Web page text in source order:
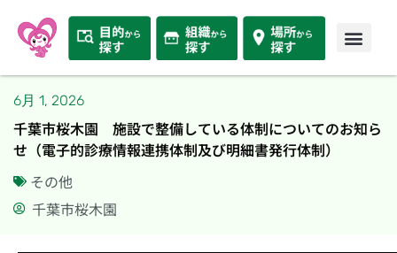
6月 1, 2026
千葉市桜木園 施設で整備している体制についてのお知ら
せ（電子的診療情報連携体制及び明細書発行体制）
その他
千葉市桜木園